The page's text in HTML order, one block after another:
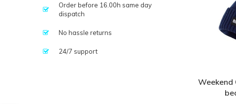
Order before 16.00h same day
dispatch
No hassle returns
24/7 support
Weekend